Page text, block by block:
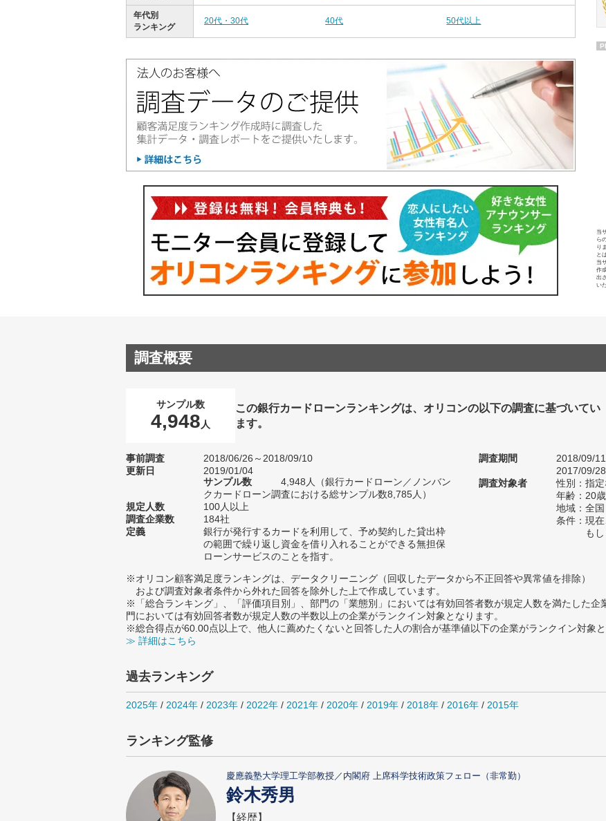
年代別
ランキング
20代・30代 40代 50代以上
当
ら
り
と
当
作
出
い
調査概要
サンプル数
4,948 人
この銀行カードローンランキングは、オリコンの以下の調査に基づいてい
ます。
事前調査
2018/06/26～2018/09/10
更新日
2019/01/04
サンプル数
4,948人（銀行カードローン／ノンバン
クカードローン調査における総サンプル数8,785人）
規定人数
100人以上
調査企業数
184社
定義
銀行が発行するカードを利用して、予め契約した貸出枠
の範囲で繰り返し資金を借り入れることができる無担保
ローンサービスのことを指す。
調査期間
2018/09/
2017/09/
調査対象者
性別：指定
年齢：20
地域：全国
条件：現
も
※オリコン顧客満足度ランキングは、データクリーニング（回収したデータから不正回答や異常値を排除）
および調査対象者条件から外れた回答を除外した上で作成しています。
※「総合ランキング」、「評価項目別」、部門の「業態別」においては有効回答者数が規定人数を満たした企
門においては有効回答者数が規定人数の半数以上の企業がランクイン対象となります。
※総合得点が60.00点以上で、他人に薦めたくないと回答した人の割合が基準値以下の企業がランクイン対象と
≫ 詳細はこちら
過去ランキング
2025年 / 2024年 / 2023年 / 2022年 / 2021年 / 2020年 / 2019年 / 2018年 / 2016年 / 2015年
ランキング監修
慶應義塾大学理工学部教授／内閣府 上席科学技術政策フェロー（非常勤）
鈴木秀男
【経歴】